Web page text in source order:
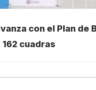
con el Plan de
cuadras